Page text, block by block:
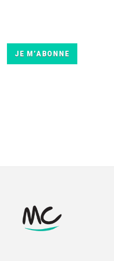
JE M’ABONNE